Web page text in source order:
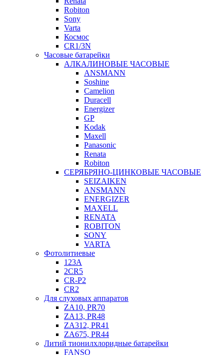
Robiton
Sony
Varta
Космос
CR1/3N
Часовые батарейки
АЛКАЛИНОВЫЕ ЧАСОВЫЕ
ANSMANN
Soshine
Camelion
Duracell
Energizer
GP
Kodak
Maxell
Panasonic
Renata
Robiton
СЕРЯБРЯНО-ЦИНКОВЫЕ ЧАСОВЫЕ
SEIZAIKEN
ANSMANN
ENERGIZER
MAXELL
RENATA
ROBITON
SONY
VARTA
Фотолитиевые
123A
2CR5
CR-P2
CR2
Для слуховых аппаратов
ZA10, PR70
ZA13, PR48
ZA312, PR41
ZA675, PR44
Литий тионилхлоридные батарейки
FANSO